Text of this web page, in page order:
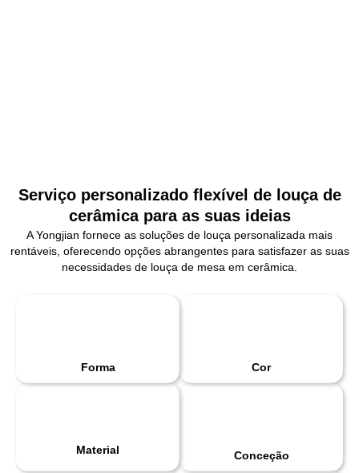
Serviço personalizado flexível de louça de
cerâmica para as suas ideias
A Yongjian fornece as soluções de louça personalizada mais
rentáveis, oferecendo opções abrangentes para satisfazer as suas
necessidades de louça de mesa em cerâmica.
Forma Cor
Material Conceção